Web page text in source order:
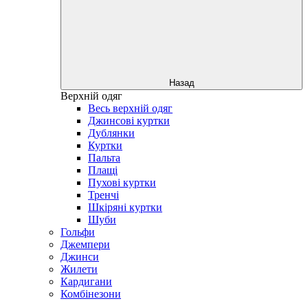
Назад
Верхній одяг
Весь верхній одяг
Джинсові куртки
Дублянки
Куртки
Пальта
Плащі
Пухові куртки
Тренчі
Шкіряні куртки
Шуби
Гольфи
Джемпери
Джинси
Жилети
Кардигани
Комбінезони